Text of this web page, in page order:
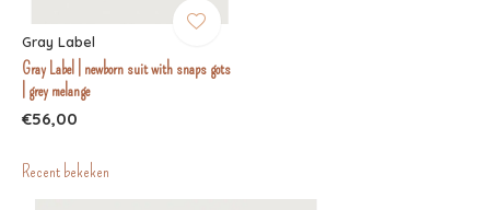
Gray Label
Gray Label | newborn suit with snaps gots
| grey melange
€56,00
Recent bekeken